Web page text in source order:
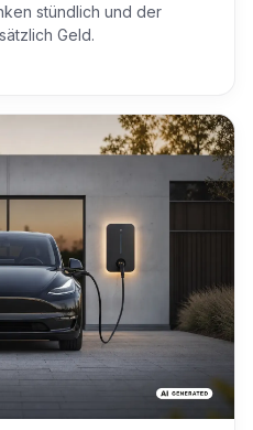
stündlich und der
Geld.